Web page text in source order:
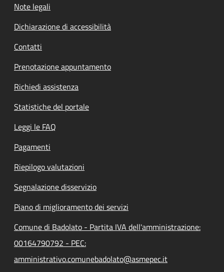
Note legali
Dichiarazione di accessibilità
Contatti
Prenotazione appuntamento
Richiedi assistenza
Statistiche del portale
Leggi le FAQ
Pagamenti
Riepilogo valutazioni
Segnalazione disservizio
Piano di miglioramento dei servizi
Comune di Badolato - Partita IVA dell'amministrazione:
00164790792 - PEC:
amministrativo.comunebadolato@asmepec.it